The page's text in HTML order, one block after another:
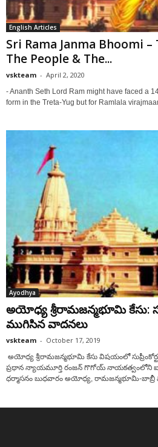
English Articles
Sri Rama Janma Bhoomi
The People & The...
vskteam - April 2, 2020
- Ananth Seth Lord Ram might have faced a
form in the Treta-Yug but for Ramlala
Ayodhya
అయోధ్య శ్రీరామజన్మభూమి కేసు:
ముగిసిన వాదనలు
vskteam - October 17, 2019
అయోధ్య శ్రీరామజన్మభూమి కేసు విషయంలో
ప్రధాన న్యాయమూర్తి రంజన్ గొగోయ్ నాయకత్వంలోని
ధర్మాసనం బుధవారం అయోధ్య, రామజన్మభూమి-బాబ్రీ